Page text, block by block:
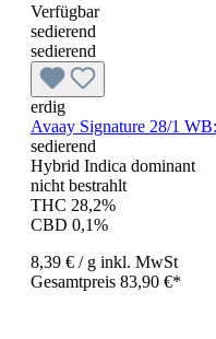
Verfügbar
sedierend
sedierend
erdig
Avaay Signature 28/1
sedierend
Hybrid Indica dominant
nicht bestrahlt
THC 28,2%
CBD 0,1%
8,39 € / g inkl. MwSt
Gesamtpreis 83,90 €*